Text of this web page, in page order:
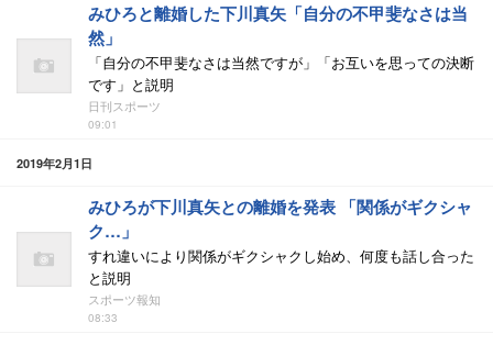
みひろと離婚した下川真矢「自分の不甲斐なさは当
然」
「自分の不甲斐なさは当然ですが」「お互いを思っての決断
です」と説明
日刊スポーツ
09:01
2019年2月1日
みひろが下川真矢との離婚を発表 「関係がギクシャ
ク…」
すれ違いにより関係がギクシャクし始め、何度も話し合った
と説明
スポーツ報知
08:33